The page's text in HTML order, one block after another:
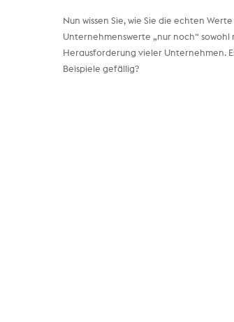
Nun wissen Sie, wie Sie die echten
Unternehmenswerte „nur noch“
Herausforderung vieler Unternehmen.
Beispiele gefällig?